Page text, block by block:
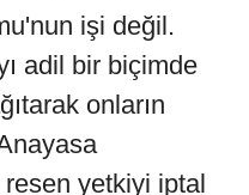
işi değil.
adil bir biçimde
onların
yetkiyi iptal